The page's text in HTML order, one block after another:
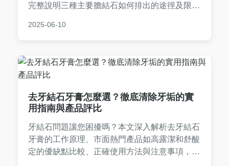
完整說明三種主要‌膽結石如何排出的途徑及限制‌
證有效的‌膽結石如何排出的非手術方法‌（口服膽
畫），並強調‌定期隨訪與監測‌（超音波追蹤、肝
功能檢測）的重要性。提供患者安全可行的非侵
入性處置方案，緩解腹痛困擾！
2025-06-10
去牙結石牙膏怎麼選？徹底清除牙垢的實
用指南與產品評比
牙結石問題讓您困擾嗎？本文深入解析去牙結石
牙膏的工作原理、市面熱門產品如高露潔和舒酸
定的優缺點比較、正確使用方法與注意事項，並